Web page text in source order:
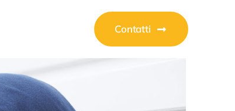
Contatti